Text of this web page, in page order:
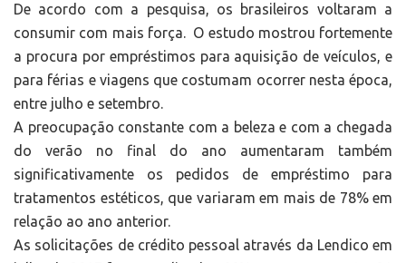
De acordo com a pesquisa, os brasileiros voltaram a
consumir com mais força. O estudo mostrou fortemente
a procura por empréstimos para aquisição de veículos, e
para férias e viagens que costumam ocorrer nesta época,
entre julho e setembro.
A preocupação constante com a beleza e com a chegada
do verão no final do ano aumentaram também
significativamente os pedidos de empréstimo para
tratamentos estéticos, que variaram em mais de 78% em
relação ao ano anterior.
As solicitações de crédito pessoal através da Lendico em